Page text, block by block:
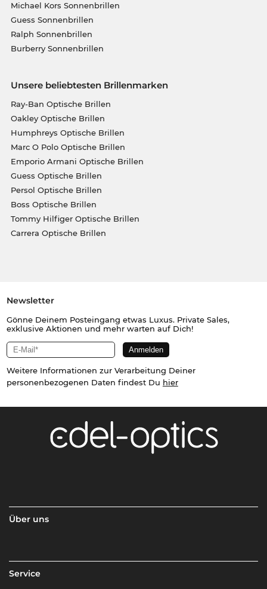
Michael Kors Sonnenbrillen
Guess Sonnenbrillen
Ralph Sonnenbrillen
Burberry Sonnenbrillen
Unsere beliebtesten Brillenmarken
Ray-Ban Optische Brillen
Oakley Optische Brillen
Humphreys Optische Brillen
Marc O Polo Optische Brillen
Emporio Armani Optische Brillen
Guess Optische Brillen
Persol Optische Brillen
Boss Optische Brillen
Tommy Hilfiger Optische Brillen
Carrera Optische Brillen
Newsletter
Gönne Deinem Posteingang etwas Luxus. Private Sales,
exklusive Aktionen und mehr warten auf Dich!
Weitere Informationen zur Verarbeitung Deiner
personenbezogenen Daten findest Du hier
Über uns
Service